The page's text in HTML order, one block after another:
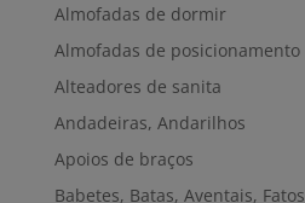
Almofadas de dormir
Almofadas de posicionamento
Alteadores de sanita
Andadeiras, Andarilhos
Apoios de braços
Babetes, Batas, Aventais, Fatos